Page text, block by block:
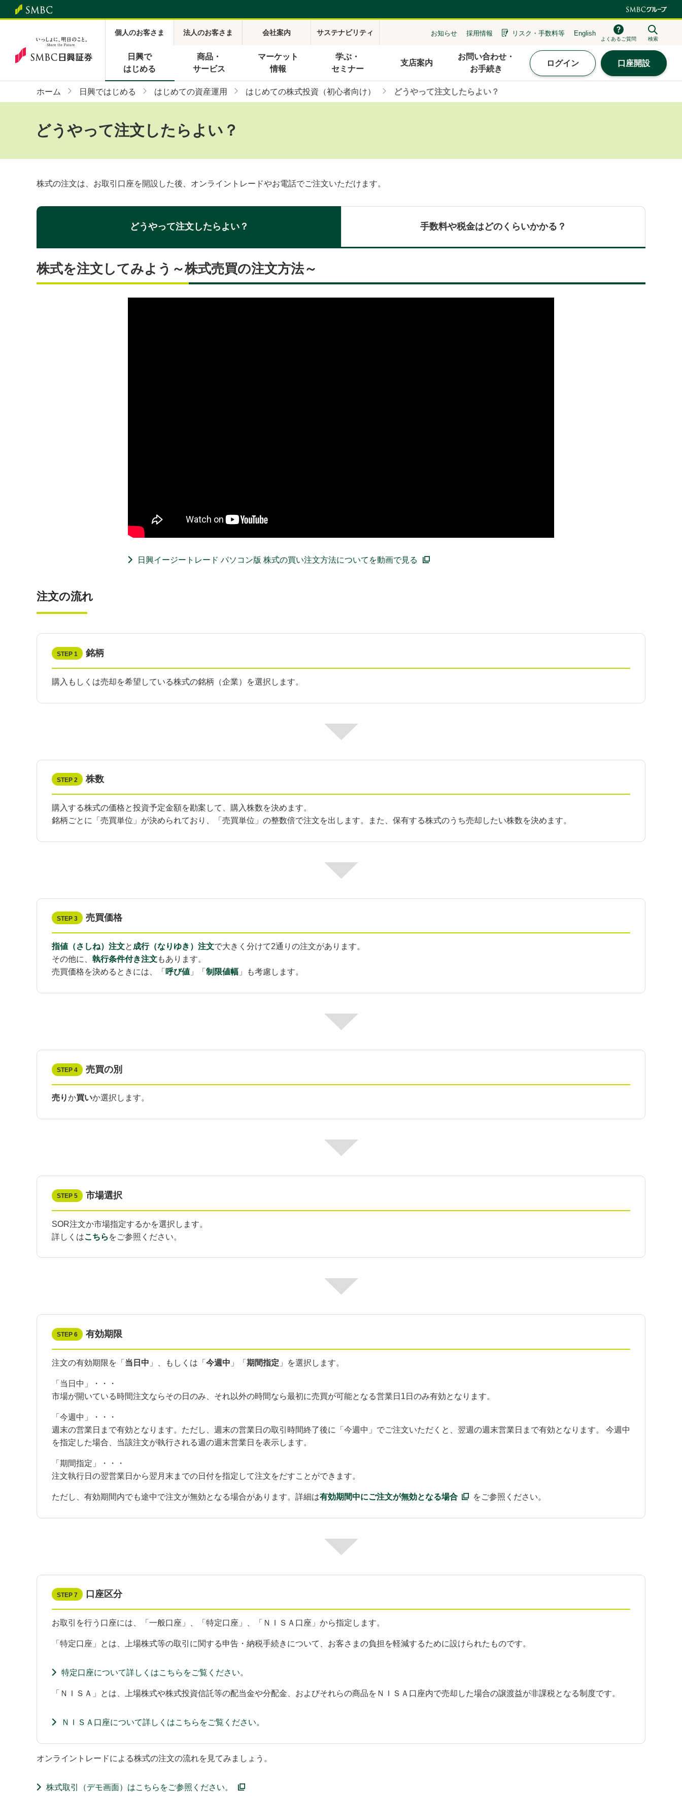
個人のお客さま 法人のお客さま 会社案内 サステナビリティ お知らせ 採用情報 リスク・ 手数料等 English
よくあるご質問 検索
日興で
はじめる
商品・
サービス
マーケット
情報
学ぶ・
セミナー
支店案内
お問い合わせ・
お手続き
ログイン 口座開設
ホーム 日興ではじめる はじめての資産運用 はじめての株式投資（初心者向け） どうやって注文したらよい？
どうやって注文したらよい？
株式の注文は、お取引口座を開設した後、オンライントレードやお電話でご注文いただけます。
どうやって注文したらよい？ 手数料や税金はどのくらいかかる？
株式を注文してみよう～株式売買の注文方法～
日興イージートレード パソコン版 株式の買い注文方法についてを動画で見る
注文の流れ
STEP 1 銘柄
購入もしくは売却を希望している株式の銘柄（企業）を選択します。
STEP 2 株数
購入する株式の価格と投資予定金額を勘案して、購入株数を決めます。
銘柄ごとに「売買単位」が決められており、「売買単位」の整数倍で注文を出します。また、保有する株式のうち売却したい株数を決めます。
STEP 3 売買価格
指値（さしね）注文と 成行（なりゆき）注文で大きく分けて2通りの注文があります。
その他に、 執行条件付き注文もあります。
売買価格を決めるときには、「 呼び値」「 制限値幅」も考慮します。
STEP 4 売買の別
売りか買いか選択します。
STEP 5 市場選択
SOR注文か市場指定するかを選択します。
詳しくはこちら をご参照ください。
STEP 6 有効期限
注文の有効期限を「 当日中 」、もしくは「 今週中 」「 期間指定 」を選択します。
「当日中」・・・
市場が開いている時間注文ならその日のみ、それ以外の時間なら最初に売買が可能となる営業日1日のみ有効となります。
「今週中」・・・
週末の営業日まで有効となります。ただし、週末の営業日の取引時間終了後に「今週中」でご注文いただくと、翌週の週末営業日まで有効となります。 今週中
を指定した場合、当該注文が執行される週の週末営業日を表示します。
「期間指定」・・・
注文執行日の翌営業日から翌月末までの日付を指定して注文をだすことができます。
ただし、有効期間内でも途中で注文が無効となる場合があります。詳細は有効期間中にご注文が無効となる場合 をご参照ください。
STEP 7 口座区分
お取引を行う口座には、「一般口座」、「特定口座」、「ＮＩＳＡ口座」から指定します。
「特定口座」とは、上場株式等の取引に関する申告・納税手続きについて、お客さまの負担を軽減するために設けられたものです。
特定口座について詳しくはこちらをご覧ください。
「ＮＩＳＡ」とは、上場株式や株式投資信託等の配当金や分配金、およびそれらの商品をＮＩＳＡ口座内で売却した場合の譲渡益が非課税となる制度です。
ＮＩＳＡ口座について詳しくはこちらをご覧ください。
オンライントレードによる株式の注文の流れを見てみましょう。
株式取引（デモ画面）はこちらをご参照ください。